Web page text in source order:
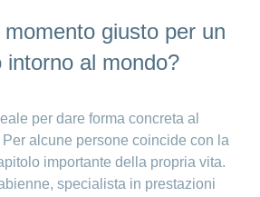
giusto per un
intorno al mondo?
per dare forma concreta al
alcune persone coincide con la
importante della propria vita.
specialista in prestazioni